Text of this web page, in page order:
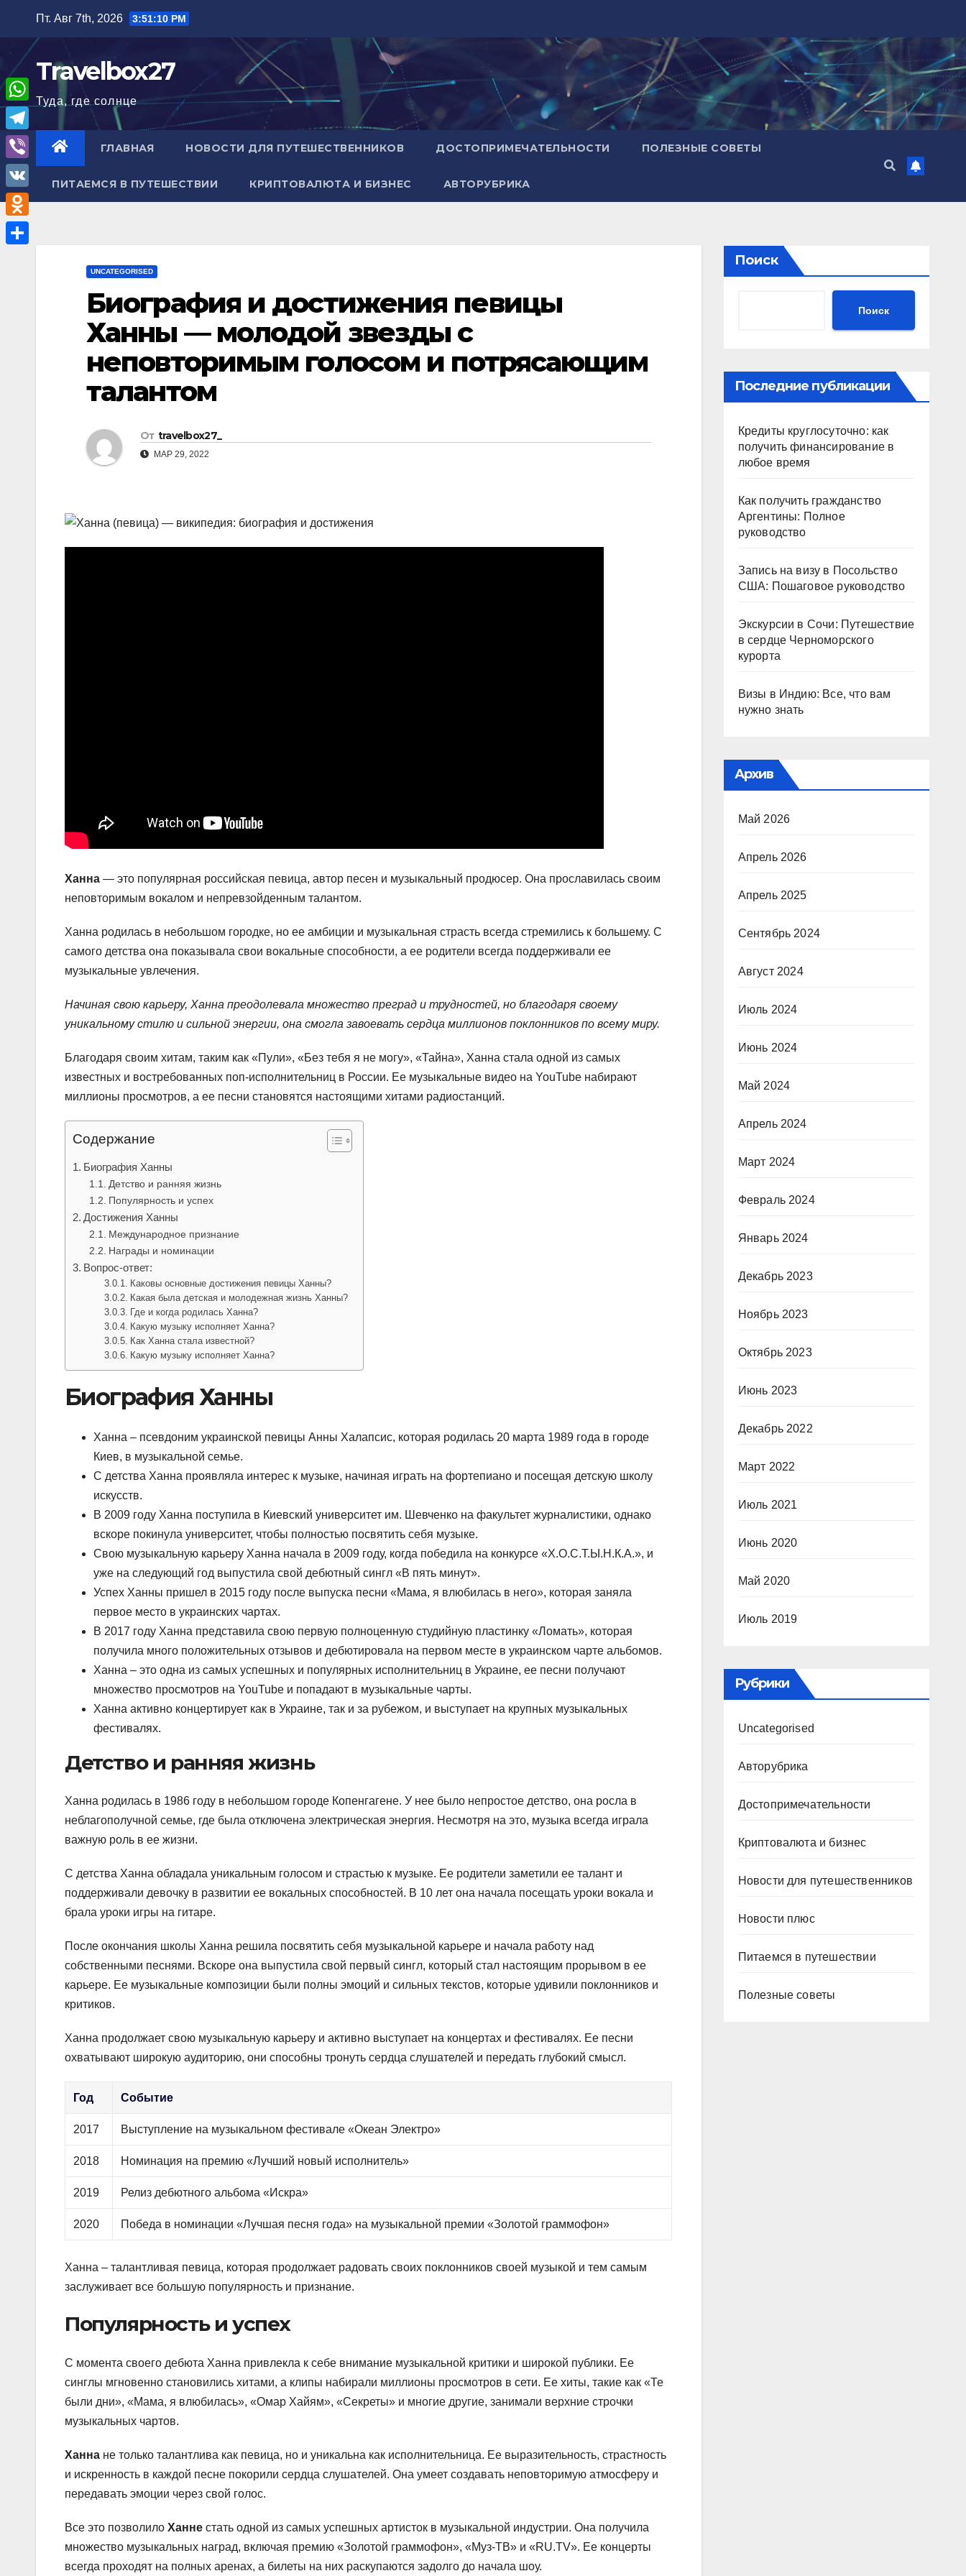
содержимому
Пт. Авг 7th, 2026 3:51:11 PM
Travelbox27
Туда, где солнце
ГЛАВНАЯ НОВОСТИ ДЛЯ ПУТЕШЕСТВЕННИКОВ ДОСТОПРИМЕЧАТЕЛЬНОСТИ ПОЛЕЗНЫЕ СОВЕТЫ
ПИТАЕМСЯ В ПУТЕШЕСТВИИ КРИПТОВАЛЮТА И БИЗНЕС АВТОРУБРИКА
UNCATEGORISED
Биография и достижения певицы
Ханны — молодой звезды с
неповторимым голосом и потрясающим
талантом
От travelbox27_
МАР 29, 2022
Ханна — это популярная российская певица, автор песен и музыкальный продюсер. Она прославилась своим
неповторимым вокалом и непревзойденным талантом.
Ханна родилась в небольшом городке, но ее амбиции и музыкальная страсть всегда стремились к большему. С
самого детства она показывала свои вокальные способности, а ее родители всегда поддерживали ее
музыкальные увлечения.
Начиная свою карьеру, Ханна преодолевала множество преград и трудностей, но благодаря своему
уникальному стилю и сильной энергии, она смогла завоевать сердца миллионов поклонников по всему миру.
Благодаря своим хитам, таким как «Пули», «Без тебя я не могу», «Тайна», Ханна стала одной из самых
известных и востребованных поп-исполнительниц в России. Ее музыкальные видео на YouTube набирают
миллионы просмотров, а ее песни становятся настоящими хитами радиостанций.
Содержание
Биография Ханны
Детство и ранняя жизнь
Популярность и успех
Достижения Ханны
Международное признание
Награды и номинации
Вопрос-ответ:
Каковы основные достижения певицы Ханны?
Какая была детская и молодежная жизнь Ханны?
Где и когда родилась Ханна?
Какую музыку исполняет Ханна?
Как Ханна стала известной?
Какую музыку исполняет Ханна?
Биография Ханны
Ханна – псевдоним украинской певицы Анны Халапсис, которая родилась 20 марта 1989 года в городе
Киев, в музыкальной семье.
С детства Ханна проявляла интерес к музыке, начиная играть на фортепиано и посещая детскую школу
искусств.
В 2009 году Ханна поступила в Киевский университет им. Шевченко на факультет журналистики, однако
вскоре покинула университет, чтобы полностью посвятить себя музыке.
Свою музыкальную карьеру Ханна начала в 2009 году, когда победила на конкурсе «Х.О.С.Т.Ы.Н.К.А.», и
уже на следующий год выпустила свой дебютный сингл «В пять минут».
Успех Ханны пришел в 2015 году после выпуска песни «Мама, я влюбилась в него», которая заняла
первое место в украинских чартах.
В 2017 году Ханна представила свою первую полноценную студийную пластинку «Ломать», которая
получила много положительных отзывов и дебютировала на первом месте в украинском чарте альбомов.
Ханна – это одна из самых успешных и популярных исполнительниц в Украине, ее песни получают
множество просмотров на YouTube и попадают в музыкальные чарты.
Ханна активно концертирует как в Украине, так и за рубежом, и выступает на крупных музыкальных
фестивалях.
Детство и ранняя жизнь
Ханна родилась в 1986 году в небольшом городе Копенгагене. У нее было непростое детство, она росла в
неблагополучной семье, где была отключена электрическая энергия. Несмотря на это, музыка всегда играла
важную роль в ее жизни.
С детства Ханна обладала уникальным голосом и страстью к музыке. Ее родители заметили ее талант и
поддерживали девочку в развитии ее вокальных способностей. В 10 лет она начала посещать уроки вокала и
брала уроки игры на гитаре.
После окончания школы Ханна решила посвятить себя музыкальной карьере и начала работу над
собственными песнями. Вскоре она выпустила свой первый сингл, который стал настоящим прорывом в ее
карьере. Ее музыкальные композиции были полны эмоций и сильных текстов, которые удивили поклонников и
критиков.
Ханна продолжает свою музыкальную карьеру и активно выступает на концертах и фестивалях. Ее песни
охватывают широкую аудиторию, они способны тронуть сердца слушателей и передать глубокий смысл.
Год Событие
2017 Выступление на музыкальном фестивале «Океан Электро»
2018 Номинация на премию «Лучший новый исполнитель»
2019 Релиз дебютного альбома «Искра»
2020 Победа в номинации «Лучшая песня года» на музыкальной премии «Золотой граммофон»
Ханна – талантливая певица, которая продолжает радовать своих поклонников своей музыкой и тем самым
заслуживает все большую популярность и признание.
Популярность и успех
С момента своего дебюта Ханна привлекла к себе внимание музыкальной критики и широкой публики. Ее
синглы мгновенно становились хитами, а клипы набирали миллионы просмотров в сети. Ее хиты, такие как «Те
были дни», «Мама, я влюбилась», «Омар Хайям», «Секреты» и многие другие, занимали верхние строчки
музыкальных чартов.
Ханна не только талантлива как певица, но и уникальна как исполнительница. Ее выразительность, страстность
и искренность в каждой песне покорили сердца слушателей. Она умеет создавать неповторимую атмосферу и
передавать эмоции через свой голос.
Все это позволило Ханне стать одной из самых успешных артисток в музыкальной индустрии. Она получила
множество музыкальных наград, включая премию «Золотой граммофон», «Муз-ТВ» и «RU.TV». Ее концерты
всегда проходят на полных аренах, а билеты на них раскупаются задолго до начала шоу.
Поиск
Поиск
Последние публикации
Кредиты круглосуточно: как
получить финансирование в
любое время
Как получить гражданство
Аргентины: Полное
руководство
Запись на визу в Посольство
США: Пошаговое руководство
Экскурсии в Сочи: Путешествие
в сердце Черноморского
курорта
Визы в Индию: Все, что вам
нужно знать
Архив
Май 2026
Апрель 2026
Апрель 2025
Сентябрь 2024
Август 2024
Июль 2024
Июнь 2024
Май 2024
Апрель 2024
Март 2024
Февраль 2024
Январь 2024
Декабрь 2023
Ноябрь 2023
Октябрь 2023
Июнь 2023
Декабрь 2022
Март 2022
Июль 2021
Июнь 2020
Май 2020
Июль 2019
Рубрики
Uncategorised
Авторубрика
Достопримечательности
Криптовалюта и бизнес
Новости для путешественников
Новости плюс
Питаемся в путешествии
Полезные советы
W
h
a
A
T
e
l
e
g
V
i
b
e
V
K
O